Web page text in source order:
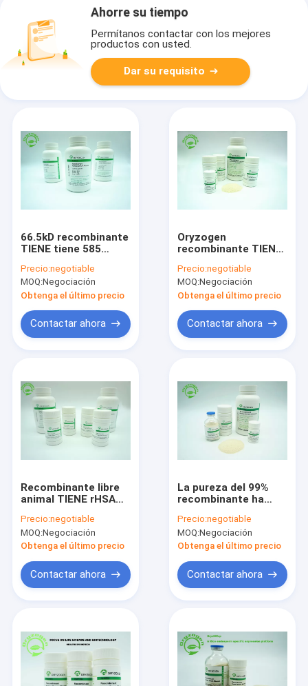
Productos
Sobre nosotros
Ahorre su tiempo
Permítanos contactar con los mejores
productos con usted.
Dar su requisito
66.5kD recombinante
TIENE tiene 585
componente animal
libre
Precio:negotiable
MOQ:Negociación
Obtenga el último precio
Contactar ahora
Oryzogen
recombinante TIENE
tiene buena
consistencia 70024-
90-7 del lote
Precio:negotiable
MOQ:Negociación
Obtenga el último precio
Contactar ahora
Recombinante libre
animal TIENE rHSA
albúmina de suero
tiene buena
consistencia del lote
Precio:negotiable
MOQ:Negociación
Obtenga el último precio
Contactar ahora
La pureza del 99%
recombinante ha
misma secuencia
que el plasma TIENE
Precio:negotiable
MOQ:Negociación
Obtenga el último precio
Contactar ahora